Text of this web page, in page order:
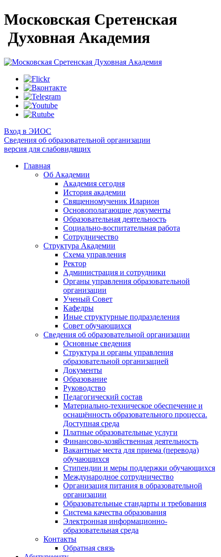
Московская Сретенская
Духовная Академия
Вход в ЭИОС
Сведения об образовательной организации
версия для слабовидящих
Главная
Об Академии
Академия сегодня
История академии
Священномученик Иларион
Основополагающие документы
Образовательная деятельность
Социально-воспитательная работа
Сотрудничество
Структура Академии
Схема управления
Ректор
Администрация и сотрудники
Органы управления образовательной
организации
Ученый Совет
Кафедры
Иные структурные подразделения
Совет обучающихся
Сведения об образовательной организации
Основные сведения
Структура и органы управления
образовательной организацией
Документы
Образование
Руководство
Педагогический состав
Материально-техническое обеспечение и
оснащённость образовательного процесса.
Доступная среда
Платные образовательные услуги
Финансово-хозяйственная деятельность
Вакантные места для приема (перевода)
обучающихся
Стипендии и меры поддержки обучающихся
Международное сотрудничество
Организация питания в образовательной
организации
Образовательные стандарты и требования
Система качества образования
Электронная информационно-
образовательная среда
Контакты
Обратная связь